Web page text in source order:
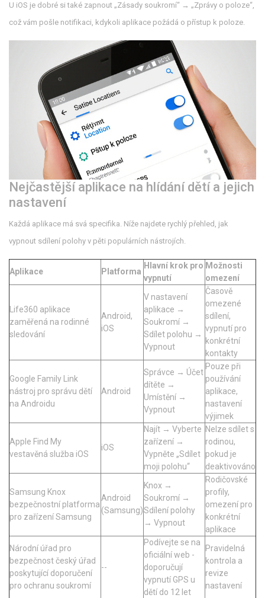
U iOS je dobré si také zapnout „Zásady soukromí“ → „Zprávy o poloze“,
což vám pošle notifikaci, kdykoli aplikace požádá o přístup k poloze.
Nejčastější aplikace na hlídání dětí a jejich
nastavení
Každá aplikace má svá specifika. Níže najdete rychlý přehled, jak
vypnout sdílení polohy v pěti populárních nástrojích.
Aplikace Platforma
Hlavní krok pro
vypnutí
Možnosti
omezení
Life360 aplikace
zaměřená na rodinné
sledování
Android,
iOS
V nastavení
aplikace →
Soukromí →
Sdílet polohu →
Vypnout
Časově
omezené
sdílení,
vypnutí pro
konkrétní
kontakty
Google Family Link
nástroj pro správu dětí
na Androidu
Android
Správce → Účet
dítěte →
Umístění →
Vypnout
Pouze při
používání
aplikace,
nastavení
výjimek
Apple Find My
vestavěná služba iOS
iOS
Najít → Vyberte
zařízení →
Vypněte „Sdílet
moji polohu“
Nelze sdílet s
rodinou,
pokud je
deaktivováno
Samsung Knox
bezpečnostní platforma
pro zařízení Samsung
Android
(Samsung)
Knox →
Soukromí →
Sdílení polohy
→ Vypnout
Rodičovské
profily,
omezení pro
konkrétní
aplikace
Národní úřad pro
bezpečnostčeský úřad
poskytující doporučení
pro ochranu soukromí
--
Podívejte se na
oficiální web -
doporučují
vypnutí GPS u
dětí do 12 let
Pravidelná
kontrola a
revize
nastavení